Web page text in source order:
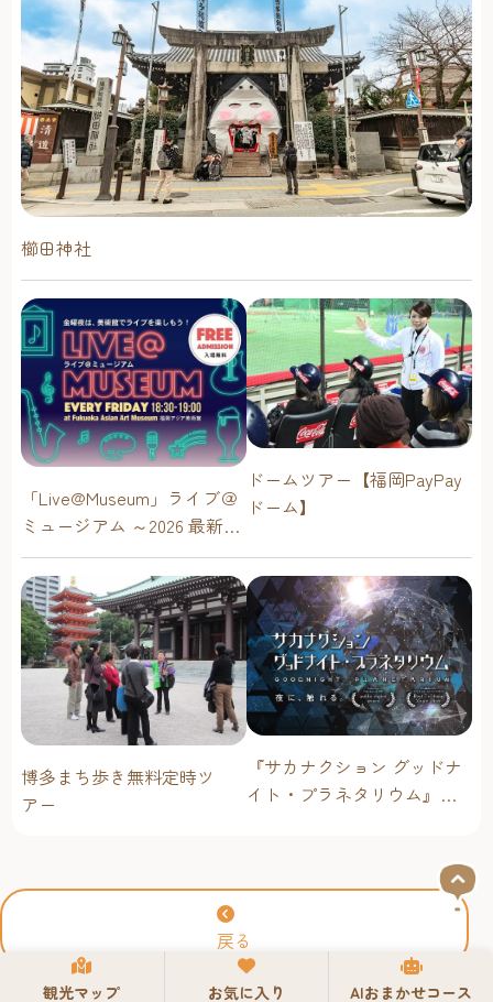
櫛田神社
「Live@Museum」ライブ＠
ミュージアム ～2026 最新イ
ベントスケジュール！【福
岡アジア美術館】
ドームツアー【福岡PayPay
ドーム】
博多まち歩き無料定時ツ
アー
『サカナクション グッドナ
イト・プラネタリウム』が
戻る
観光マップ お気に入り AIおまかせコース